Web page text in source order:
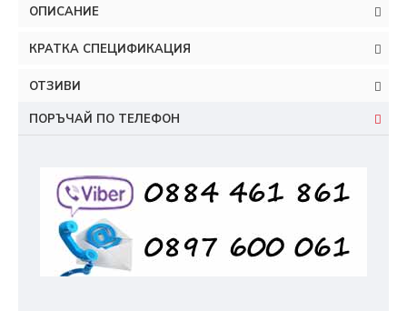
ОПИСАНИЕ
КРАТКА СПЕЦИФИКАЦИЯ
ОТЗИВИ
ПОРЪЧАЙ ПО ТЕЛЕФОН